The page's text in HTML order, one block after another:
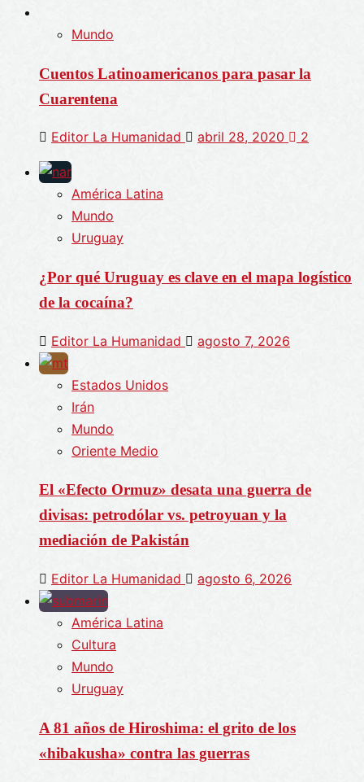
Mundo
Cuentos Latinoamericanos para pasar la
Cuarentena
Editor La Humanidad abril 28, 2020 2
América Latina
Mundo
Uruguay
¿Por qué Uruguay es clave en el mapa logístico
de la cocaína?
Editor La Humanidad agosto 7, 2026
Estados Unidos
Irán
Mundo
Oriente Medio
El «Efecto Ormuz» desata una guerra de
divisas: petrodólar vs. petroyuan y la
mediación de Pakistán
Editor La Humanidad agosto 6, 2026
América Latina
Cultura
Mundo
Uruguay
A 81 años de Hiroshima: el grito de los
«hibakusha» contra las guerras